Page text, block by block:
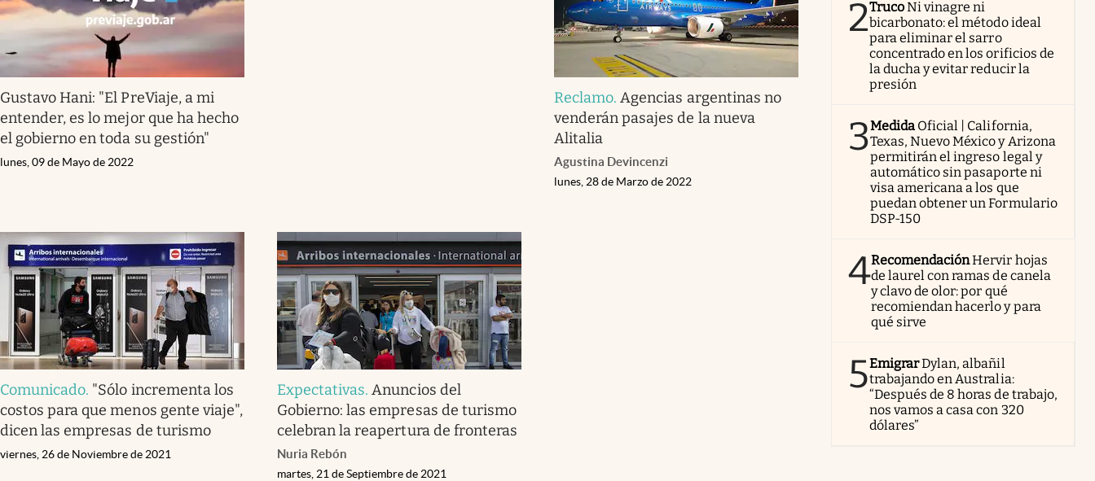
Gustavo Hani: "El PreViaje, a mi
entender, es lo mejor que ha hecho
el gobierno en toda su gestión"
lunes, 09 de Mayo de 2022
Reclamo.Agencias argentinas no
venderán pasajes de la nueva
Alitalia
Agustina Devincenzi
lunes, 28 de Marzo de 2022
Comunicado. "Sólo incrementa los
costos para que menos gente viaje",
dicen las empresas de turismo
viernes, 26 de Noviembre de 2021
Expectativas.Anuncios del
Gobierno: las empresas de turismo
celebran la reapertura de fronteras
Nuria Rebón
martes, 21 de Septiembre de 2021
2TrucoNi vinagre ni
bicarbonato: el método ideal
para eliminar el sarro
concentrado en los orificios de
la ducha y evitar reducir la
presión
3Medida Oficial | California,
Texas, Nuevo México y Arizona
permitirán el ingreso legal y
automático sin pasaporte ni
visa americana a los que
puedan obtener un Formulario
DSP-150
4RecomendaciónHervir hojas
de laurel con ramas de canela
y clavo de olor: por qué
recomiendan hacerlo y para
qué sirve
5EmigrarDylan, albañil
trabajando en Australia:
“Después de 8 horas de trabajo,
nos vamos a casa con 320
dólares”